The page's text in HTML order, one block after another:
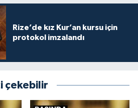
Rize’de kız Kur’an kursu için
protokol imzalandı
çekebilir